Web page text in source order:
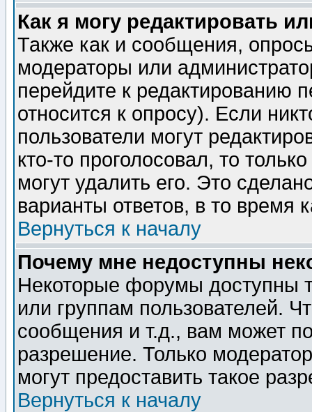
Как я могу редактировать
Также как и сообщения,
модераторы или
перейдите к редактированию
относится к опросу). Если
пользователи могут
кто-то проголосовал, то
могут удалить его. Это
варианты ответов, в то время
Вернуться к началу
Почему мне недоступны
Некоторые форумы доступны
или группам пользователей.
сообщения и т.д., вам может
разрешение. Только
могут предоставить такое
Вернуться к началу